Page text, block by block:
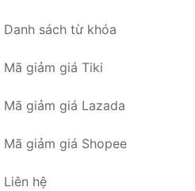
Danh sách từ khóa
Mã giảm giá Tiki
Mã giảm giá Lazada
Mã giảm giá Shopee
Liên hệ